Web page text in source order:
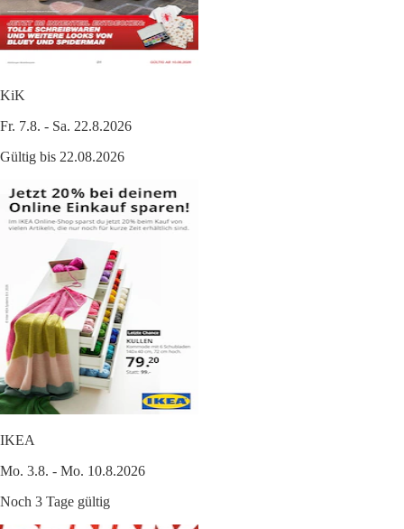
KiK
Fr. 7.8. - Sa. 22.8.2026
Gültig bis 22.08.2026
IKEA
Mo. 3.8. - Mo. 10.8.2026
Noch 3 Tage gültig